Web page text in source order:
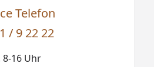
Telefon
/ 9 22 22
8-16 Uhr